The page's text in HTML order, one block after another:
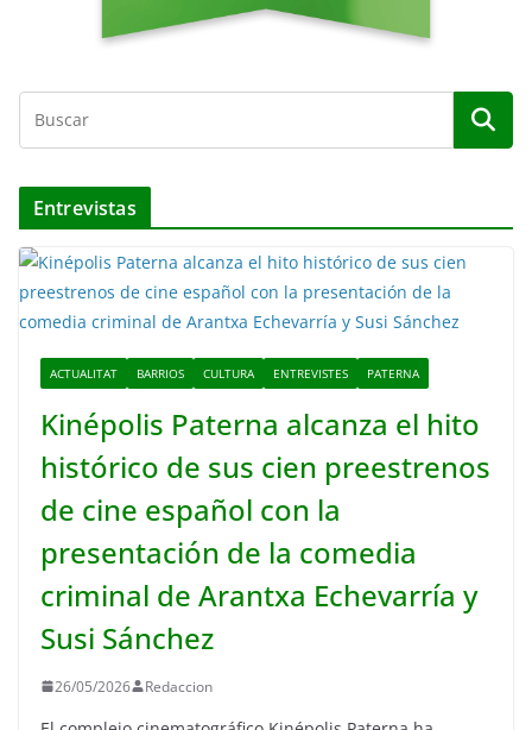
Entrevistas
ACTUALITAT BARRIOS CULTURA ENTREVISTES PATERNA
Kinépolis Paterna alcanza el hito
histórico de sus cien preestrenos
de cine español con la
presentación de la comedia
criminal de Arantxa Echevarría y
Susi Sánchez
26/05/2026 Redaccion